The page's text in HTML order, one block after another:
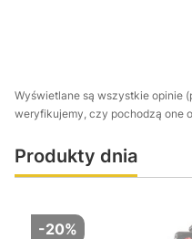
Wyświetlane są wszystkie opinie
weryfikujemy, czy pochodzą one
Produkty dnia
-20%